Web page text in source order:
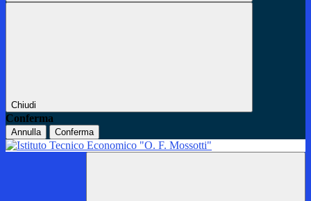
Chiudi
Conferma
Annulla Conferma